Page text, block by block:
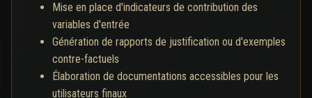
Mise en place d'indicateurs de contribution des
variables d'entrée
Génération de rapports de justification ou d'exemples
contre-factuels
Élaboration de documentations accessibles pour les
utilisateurs finaux